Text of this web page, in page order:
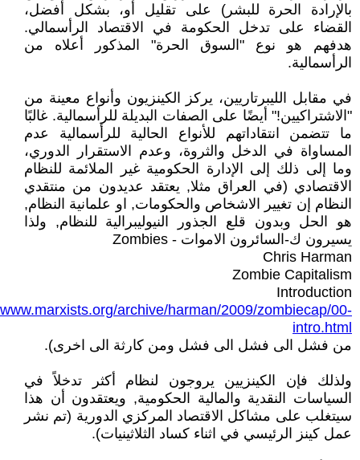
بالإرادة الحرة للبشر) على تقليل أو، بشكل أفضل،
القضاء على تدخل الحكومة في الاقتصاد الرأسمالي.
هدفهم هو نوع "السوق الحرة" المذكور أعلاه من
الرأسمالية.
في مقابل الليبرتاريين، يركز الكينزيون وأنواع معينة من
"الاشتراكيين!" أيضًا على الصفات البديلة للرأسمالية. غالبًا
ما تتضمن انتقاداتهم للأنواع الحالية للرأسمالية عدم
المساواة في الدخل والثروة، وعدم الاستقرار الدوري،
وما إلى ذلك إلى الإدارة الحكومية غير الملائمة للنظام
الاقتصادي (في العراق مثلا, يعتقد عديدون من منتقدي
النظام إن تغيير الاشخاص والحكومات, او علمانية النظام,
هو الحل وبدون قلع الجذور النيوليبرالية للنظام, ولذا
يسيرون ك-السائرون الاموات - Zombies
Chris Harman
Zombie Capitalism
Introduction
archive/harman/2009/zombiecap/00-
intro.html
من فشل الى فشل الى فشل ومن كارثة الى اخرى).
ولذلك فإن الكينزيين يروجون لنظام أكثر تدخلاً في
السياسات النقدية والمالية الحكومية, ويعتقدون أن هذا
سيتغلب على مشاكل الاقتصاد المركزي الدورية (تم نشر
عمل كينز الرئيسي في اثناء كساد الثلاثينيات).